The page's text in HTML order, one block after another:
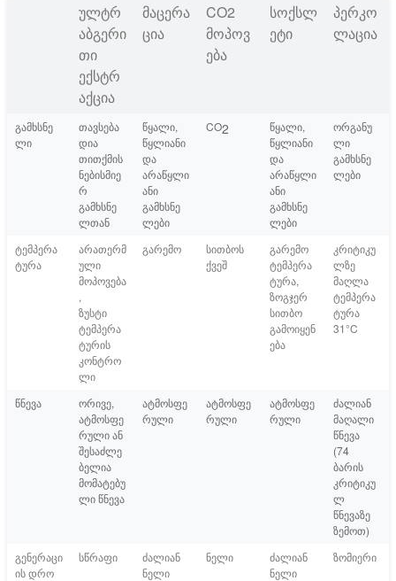
ულტრ
აბგერი
თი
ექსტრ
აქცია
მაცერა
ცია
CO2
მოპოვ
ება
სოქსლ
ეტი
პერკო
ლაცია
გამხსნე
ლი
თავსება
დია
თითქმის
ნებისმიე
რ
გამხსნე
ლთან
წყალი,
წყლიანი
და
არაწყლი
ანი
გამხსნე
ლები
CO2
წყალი,
წყლიანი
და
არაწყლი
ანი
გამხსნე
ლები
ორგანუ
ლი
გამხსნე
ლები
ტემპერა
ტურა
არათერმ
ული
მოპოვება
,
ზუსტი
ტემპერა
ტურის
კონტრო
ლი
გარემო
სითბოს
ქვეშ
გარემო
ტემპერა
ტურა,
ზოგჯერ
სითბო
გამოიყენ
ება
კრიტიკუ
ლზე
მაღლა
ტემპერა
ტურა
31°C
წნევა
ორივე,
ატმოსფე
რული ან
შესაძლე
ბელია
მომატებუ
ლი წნევა
ატმოსფე
რული
ატმოსფე
რული
ატმოსფე
რული
ძალიან
მაღალი
წნევა
(74
ბარის
კრიტიკუ
ლ
წნევაზე
ზემოთ)
გენერაცი
ის დრო
სწრაფი
ძალიან
ნელი
ნელი
ძალიან
ნელი
ზომიერი